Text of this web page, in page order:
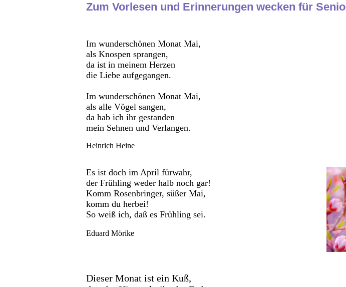
Zum Vorlesen und Erinnerungen wecken für
Im wunderschönen Monat Mai,
als Knospen sprangen,
da ist in meinem Herzen
die Liebe aufgegangen.
Im wunderschönen Monat Mai,
als alle Vögel sangen,
da hab ich ihr gestanden
mein Sehnen und Verlangen.
Heinrich Heine
Es ist doch im April fürwahr,
der Frühling weder halb noch gar!
Komm Rosenbringer, süßer Mai,
komm du herbei!
So weiß ich, daß es Frühling sei.
Eduard Mörike
Dieser Monat ist ein Kuß,